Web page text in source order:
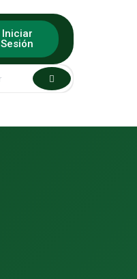
Iniciar
Sesión